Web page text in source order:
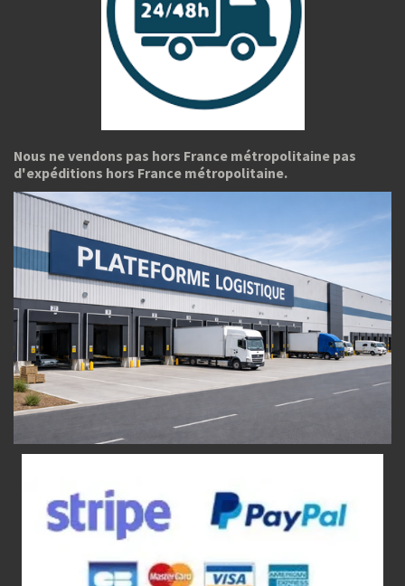
Nous ne vendons pas hors France métropolitaine pas
d'expéditions hors France métropolitaine.